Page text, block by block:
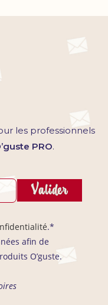
les professionnels
PRO.
Valider
.*
afin de
O’guste.